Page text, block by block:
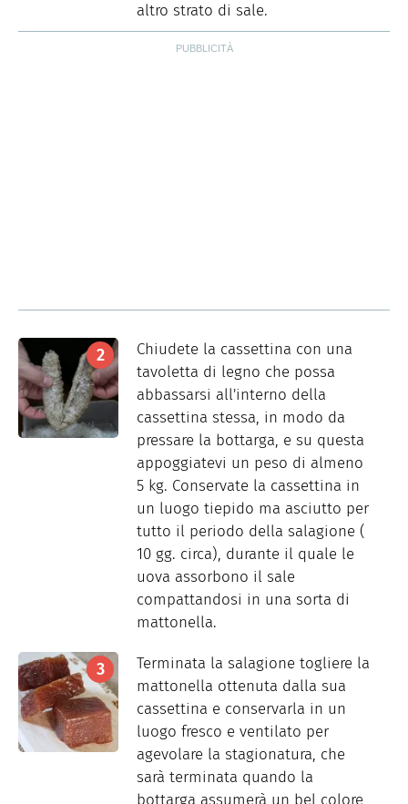
altro strato di sale.
Chiudete la cassettina con una
tavoletta di legno che possa
abbassarsi all'interno della
cassettina stessa, in modo da
pressare la bottarga, e su questa
appoggiatevi un peso di almeno
5 kg. Conservate la cassettina in
un luogo tiepido ma asciutto per
tutto il periodo della salagione (
10 gg. circa), durante il quale le
uova assorbono il sale
compattandosi in una sorta di
mattonella.
Terminata la salagione togliere la
mattonella ottenuta dalla sua
cassettina e conservarla in un
luogo fresco e ventilato per
agevolare la stagionatura, che
sarà terminata quando la